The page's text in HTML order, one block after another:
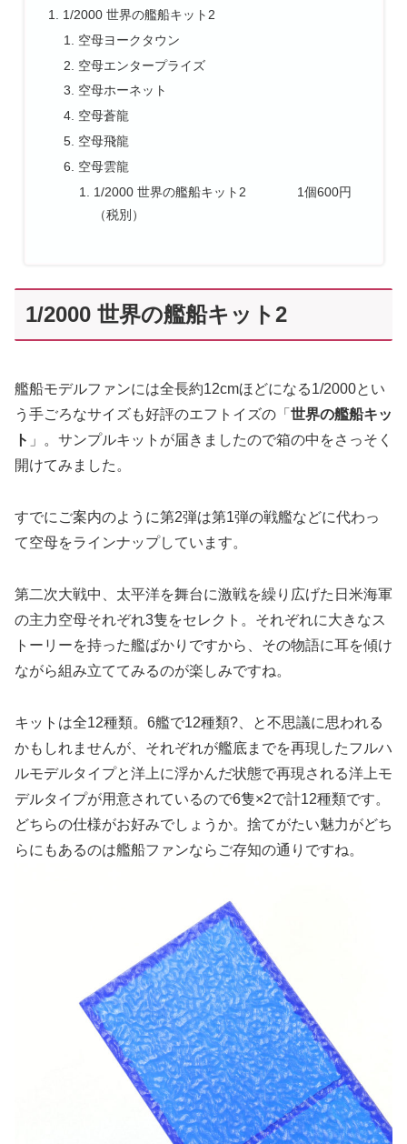
1/2000 世界の艦船キット2
空母ヨークタウン
空母エンタープライズ
空母ホーネット
空母蒼龍
空母飛龍
空母雲龍
1/2000 世界の艦船キット2 1個600円
（税別）
1/2000 世界の艦船キット2
艦船モデルファンには全長約12cmほどになる1/2000とい
う手ごろなサイズも好評のエフトイズの「 世界の艦船キッ
ト 」。サンプルキットが届きましたので箱の中をさっそく
開けてみました。
すでにご案内のように第2弾は第1弾の戦艦などに代わっ
て空母をラインナップしています。
第二次大戦中、太平洋を舞台に激戦を繰り広げた日米海軍
の主力空母それぞれ3隻をセレクト。それぞれに大きなス
トーリーを持った艦ばかりですから、その物語に耳を傾け
ながら組み立ててみるのが楽しみですね。
キットは全12種類。6艦で12種類?、と不思議に思われる
かもしれませんが、それぞれが艦底までを再現したフルハ
ルモデルタイプと洋上に浮かんだ状態で再現される洋上モ
デルタイプが用意されているので6隻×2で計12種類です。
どちらの仕様がお好みでしょうか。捨てがたい魅力がどち
らにもあるのは艦船ファンならご存知の通りですね。